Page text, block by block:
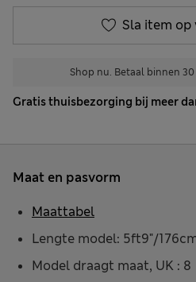
Sla item
Shop nu. Betaal binnen
Gratis thuisbezorging bij meer
Maat en pasvorm
Lengte model: 5ft9"/
Model draagt maat, UK : 8
Maattabel